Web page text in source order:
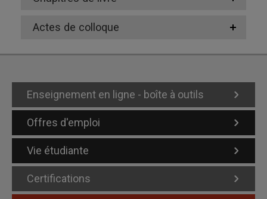
Actes de colloque
Enseignement en ligne - boîte à outils
Offres d'emploi
Vie étudiante
Certifications